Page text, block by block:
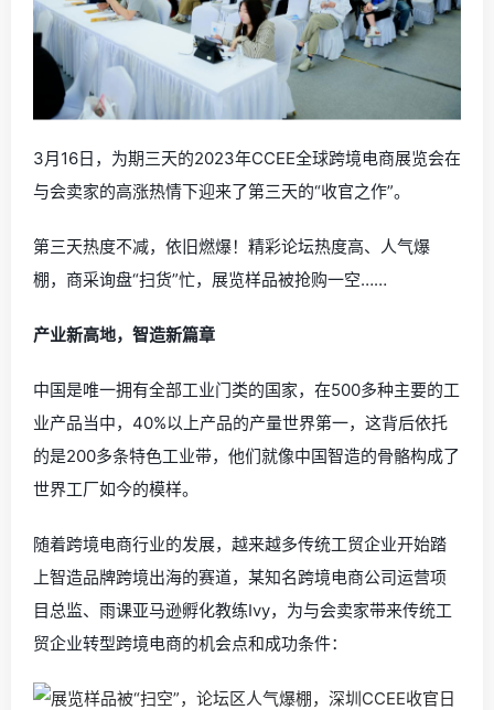
3月16日，为期三天的2023年CCEE全球跨境电商展览会在
与会卖家的高涨热情下迎来了第三天的“收官之作”。
第三天热度不减，依旧燃爆！精彩论坛热度高、人气爆
棚，商采询盘“扫货”忙，展览样品被抢购一空……
产业新高地，智造新篇章
中国是唯一拥有全部工业门类的国家，在500多种主要的工
业产品当中，40%以上产品的产量世界第一，这背后依托
的是200多条特色工业带，他们就像中国智造的骨骼构成了
世界工厂如今的模样。
随着跨境电商行业的发展，越来越多传统工贸企业开始踏
上智造品牌跨境出海的赛道，某知名跨境电商公司运营项
目总监、雨课亚马逊孵化教练Ivy，为与会卖家带来传统工
贸企业转型跨境电商的机会点和成功条件：